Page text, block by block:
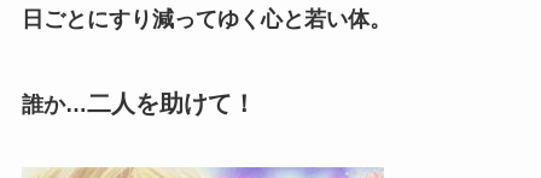
日ごとにすり減ってゆく心と若い体。
誰か…二人を助けて！